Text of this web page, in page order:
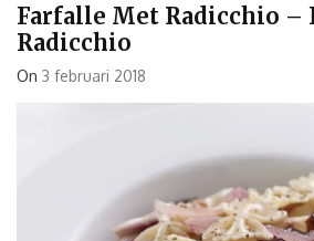
met
en
Farfalle Met Radicchio –
Radicchio
On 3 februari 2018